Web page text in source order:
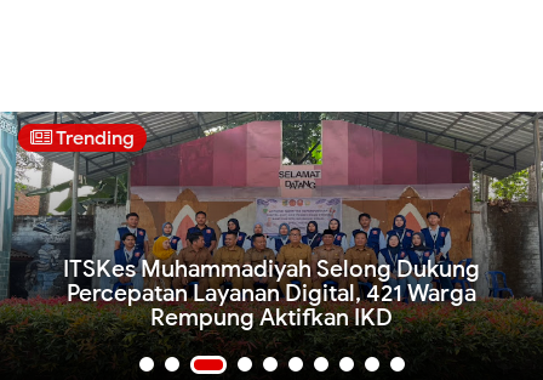
Trending
ITSKes Muhammadiyah Selong Dukung
Percepatan Layanan Digital, 421 Warga
Rempung Aktifkan IKD